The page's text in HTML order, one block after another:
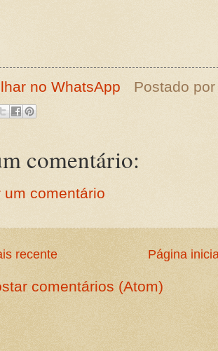
no WhatsApp Postado
comentário:
um comentário
recente Página
comentários (Atom)